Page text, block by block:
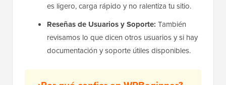
es ligero, carga rápido y no ralentiza tu sitio.
Reseñas de Usuarios y Soporte: También
revisamos lo que dicen otros usuarios y si hay
documentación y soporte útiles disponibles.